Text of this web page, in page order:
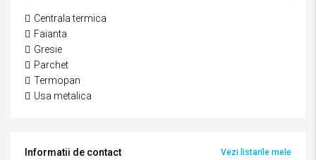
Centrala termica
Faianta
Gresie
Parchet
Termopan
Usa metalica
Informatii de contact Vezi listarile mele